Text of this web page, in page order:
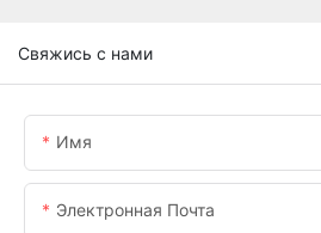
Свяжись с нами
Имя
Электронная Почта